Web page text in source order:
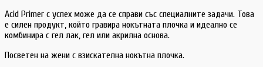
Acid Primer с успех може да се справи със специалните задачи. Това
е силен продукт, който гравира нокътната плочка и идеално се
комбинира с гел лак, гел или акрилна основа.
Посветен на жени с взискателна нокътна плочка.